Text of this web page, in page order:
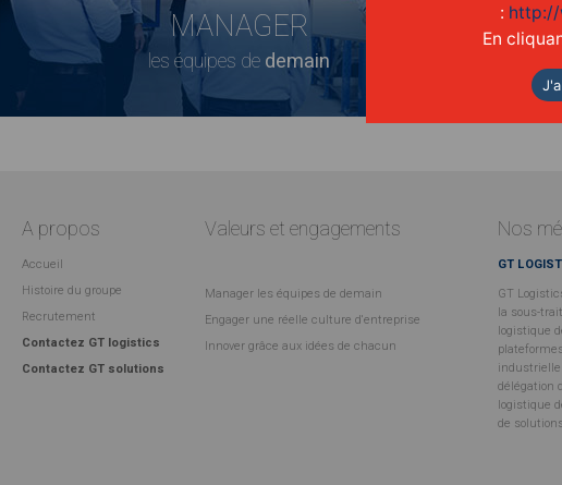
MANAGER
les équipes dedemain
A propos
Accueil
Histoire du groupe
Recrutement
Contactez GT logistics
Contactez GT solutions
Valeurs et engagements
Manager les équipes de demain
Engager une réelle culture d'entreprise
Innover grâce aux idées de chacun
Nos
GT
GT
la sous-
logistique
délégation
logistique
de
: http://
En